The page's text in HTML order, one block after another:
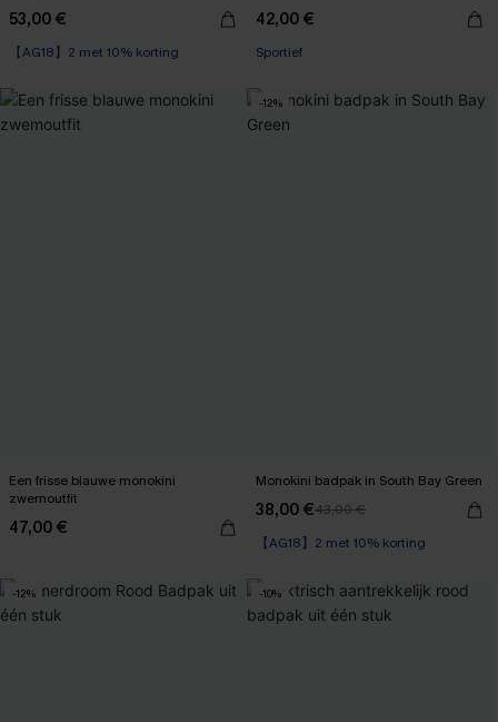
53,00 €
【AG18】2 met 10% korting
42,00 €
Sportief
Een frisse blauwe monokini
zwemoutfit
47,00 €
-12%
Monokini badpak in South Bay Green
38,00 €43,00 €
【AG18】2 met 10% korting
-12% -10%